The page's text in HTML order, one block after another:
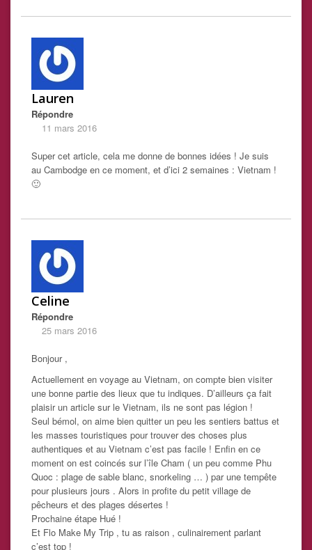
Lauren
Répondre
11 mars 2016
Super cet article, cela me donne de bonnes idées ! Je suis
au Cambodge en ce moment, et d’ici 2 semaines : Vietnam !
🙂
Celine
Répondre
25 mars 2016
Bonjour ,
Actuellement en voyage au Vietnam, on compte bien visiter
une bonne partie des lieux que tu indiques. D’ailleurs ça fait
plaisir un article sur le Vietnam, ils ne sont pas légion !
Seul bémol, on aime bien quitter un peu les sentiers battus et
les masses touristiques pour trouver des choses plus
authentiques et au Vietnam c’est pas facile ! Enfin en ce
moment on est coincés sur l’île Cham ( un peu comme Phu
Quoc : plage de sable blanc, snorkeling … ) par une tempête
pour plusieurs jours . Alors in profite du petit village de
pêcheurs et des plages désertes !
Prochaine étape Hué !
Et Flo Make My Trip , tu as raison , culinairement parlant
c’est top !